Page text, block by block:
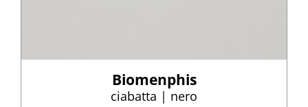
Biomenphis
ciabatta | nero